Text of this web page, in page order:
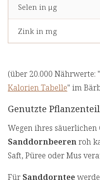
Selen in μg
Zink in mg
(über 20.000 Nährwerte: "
Kalorien Tabelle" im
Genutzte
Wegen ihres säuerlichen
Sanddornbeerenroh
Saft, Püree oder Mus
Für Sanddorntee